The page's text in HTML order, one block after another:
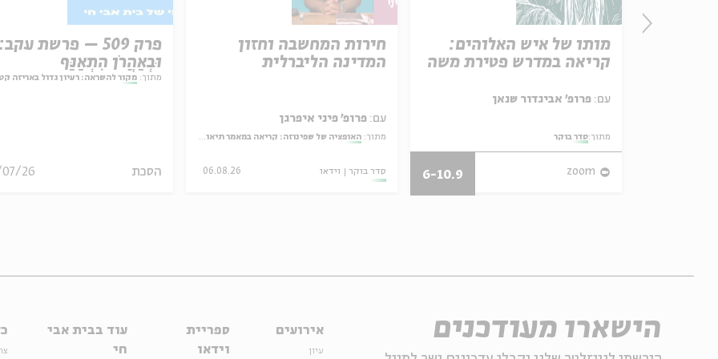
פרק 509 – פרשת עקב:
וּבְאַהֲרֹן הִתְאַנַּף
מתוך: מקור להשראה: רעיון גדול באריזה
הסכת 26
חירות המחשבה וחזון
המדינה הליברלית
עם: פרופ' פיני איפרגן
מתוך: האופציה של שפינוזה: קריאה במאמר תיאולוגי־מדיני
סדר בוקר וידאו 06.08.26
מותו של איש האלוהים:
קריאה במדרש פטירת משה
עם:
מתוך:סדר בוקר
zoom
6-10.9
הישארו מעודכנים אירועים
עיון
ספריית
וידאו
עוד בבית אבי
חי